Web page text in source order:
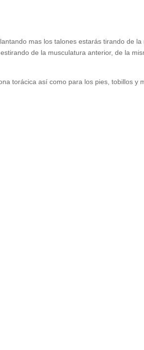
mas los talones estarás tirando de
de la musculatura anterior, de la
torácica así como para los pies, tobillos y